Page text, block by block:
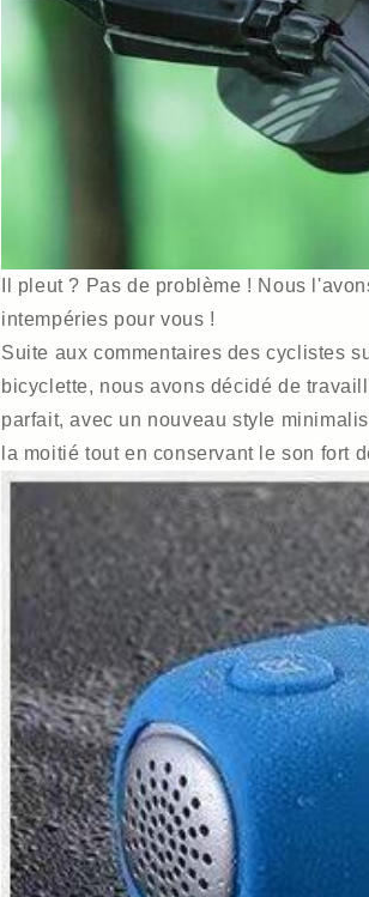
Il pleut ? Pas de problème ! Nous
intempéries pour vous !
Suite aux commentaires des cyclistes
bicyclette, nous avons décidé de
parfait, avec un nouveau style
la moitié tout en conservant le son fort